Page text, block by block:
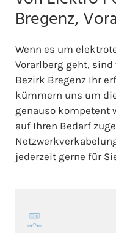
Bregenz,
Wenn es um
Vorarlberg geht,
Bezirk Bregenz Ihr
kümmern uns um
genauso kompetent
auf Ihren Bedarf
jederzeit gerne für